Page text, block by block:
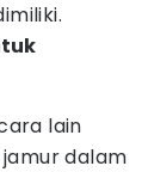
lain
dalam